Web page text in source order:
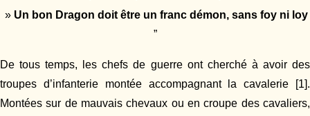
» Un bon Dragon doit être un franc démon, sans foy ni loy
”
De tous temps, les chefs de guerre ont cherché à avoir des
troupes d’infanterie montée accompagnant la cavalerie [1].
Montées sur de mauvais chevaux ou en croupe des cavaliers,